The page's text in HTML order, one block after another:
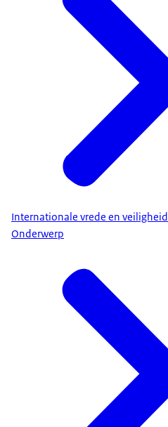
Internationale vrede en veiligheid
Onderwerp